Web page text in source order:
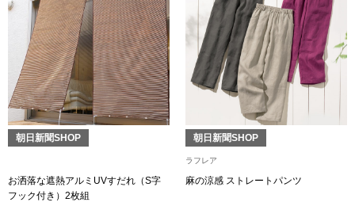
スリップオン
レースアップ
スニーカー
ブーツ
サンダル
朝日新聞SHOP
お洒落な遮熱アルミUVすだれ（S字
フック付き）2枚組
朝日新聞SHOP
ラフレア
麻の涼感 ストレートパンツ